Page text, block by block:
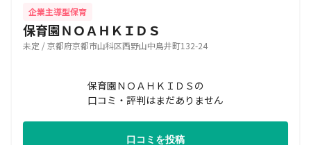
企業主導型保育
保育園ＮＯＡＨＫＩＤＳ
未定 / 京都府京都市山科区西野山中鳥井町132-24
保育園ＮＯＡＨＫＩＤＳの
口コミ・評判はまだありません
口コミを投稿